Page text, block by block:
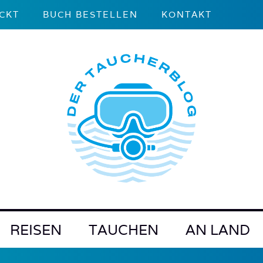
BUCH BESTELLEN KONTAKT
REISEN TAUCHEN AN LAND